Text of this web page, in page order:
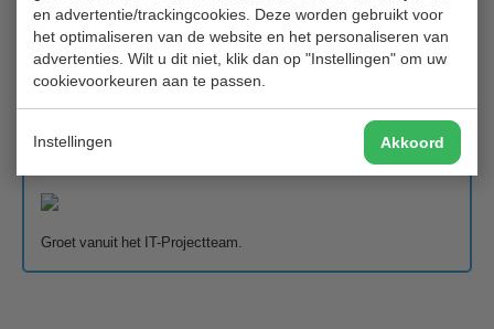
en advertentie/trackingcookies. Deze worden gebruikt voor
het optimaliseren van de website en het personaliseren van
advertenties. Wilt u dit niet, klik dan op "Instellingen" om uw
cookievoorkeuren aan te passen.
Instellingen Akkoord
Je kan de commissies helpen door zo snel mogelijk
in te schrijven, nu dat mogelijk is.
Voor de eerste wedstrijden wordt de wedstrijdleiding vermeld in de
Excuses voor het ongemak, maar we hopen snel weer naar een
Groet vanuit het IT-Projectteam.